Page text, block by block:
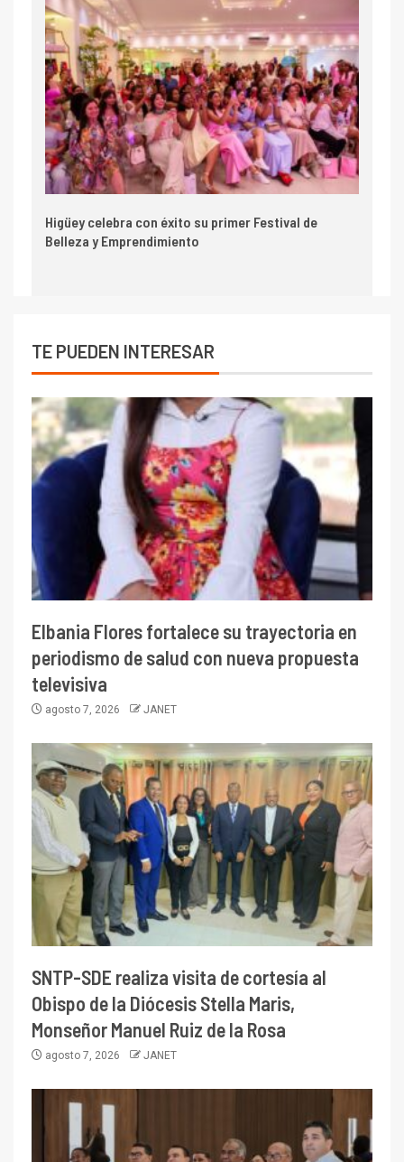
Higüey celebra con éxito su primer Festival de
Belleza y Emprendimiento
TE PUEDEN INTERESAR
Elbania Flores fortalece su trayectoria en
periodismo de salud con nueva propuesta
televisiva
agosto 7, 2026 JANET
SNTP-SDE realiza visita de cortesía al
Obispo de la Diócesis Stella Maris,
Monseñor Manuel Ruiz de la Rosa
agosto 7, 2026 JANET